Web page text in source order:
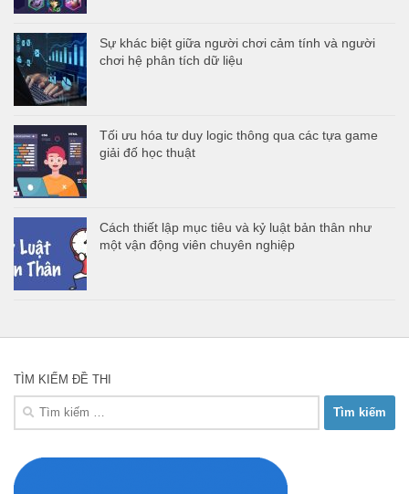
Sự khác biệt giữa người chơi cảm tính và người
chơi hệ phân tích dữ liệu
Tối ưu hóa tư duy logic thông qua các tựa game
giải đố học thuật
Cách thiết lập mục tiêu và kỷ luật bản thân như
một vận động viên chuyên nghiệp
TÌM KIẾM ĐỀ THI
Tìm